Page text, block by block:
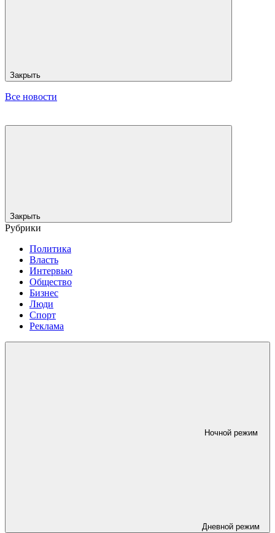
Закрыть
Все новости
Закрыть
Рубрики
Политика
Власть
Интервью
Общество
Бизнес
Люди
Спорт
Реклама
Ночной режим
Дневной режим